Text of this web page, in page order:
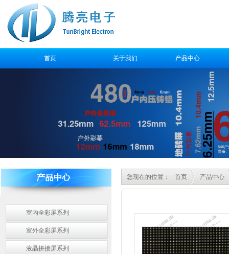
首页 关于我们 产品中心
室内全彩屏系列
室外全彩屏系列
液晶拼接屏系列
您现在的位置： 首页 产品中心